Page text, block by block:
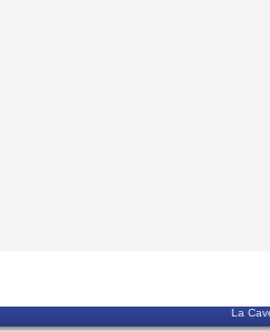
La